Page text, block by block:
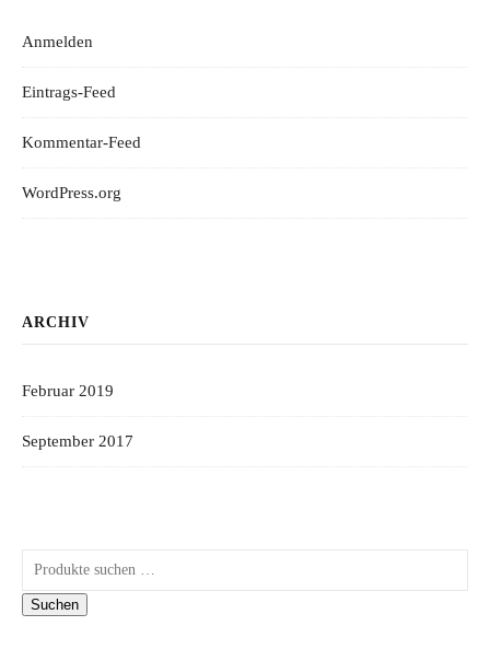
Anmelden
Eintrags-Feed
Kommentar-Feed
WordPress.org
ARCHIV
Februar 2019
September 2017
Suchen nach:
Suchen